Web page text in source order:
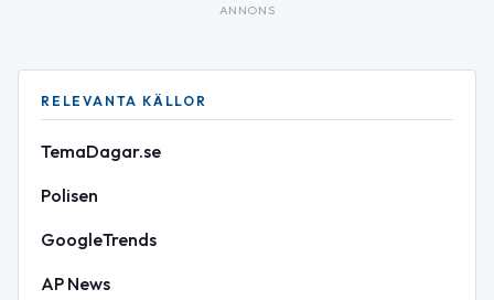
ANNONS
RELEVANTA KÄLLOR
TemaDagar.se
Polisen
GoogleTrends
AP News